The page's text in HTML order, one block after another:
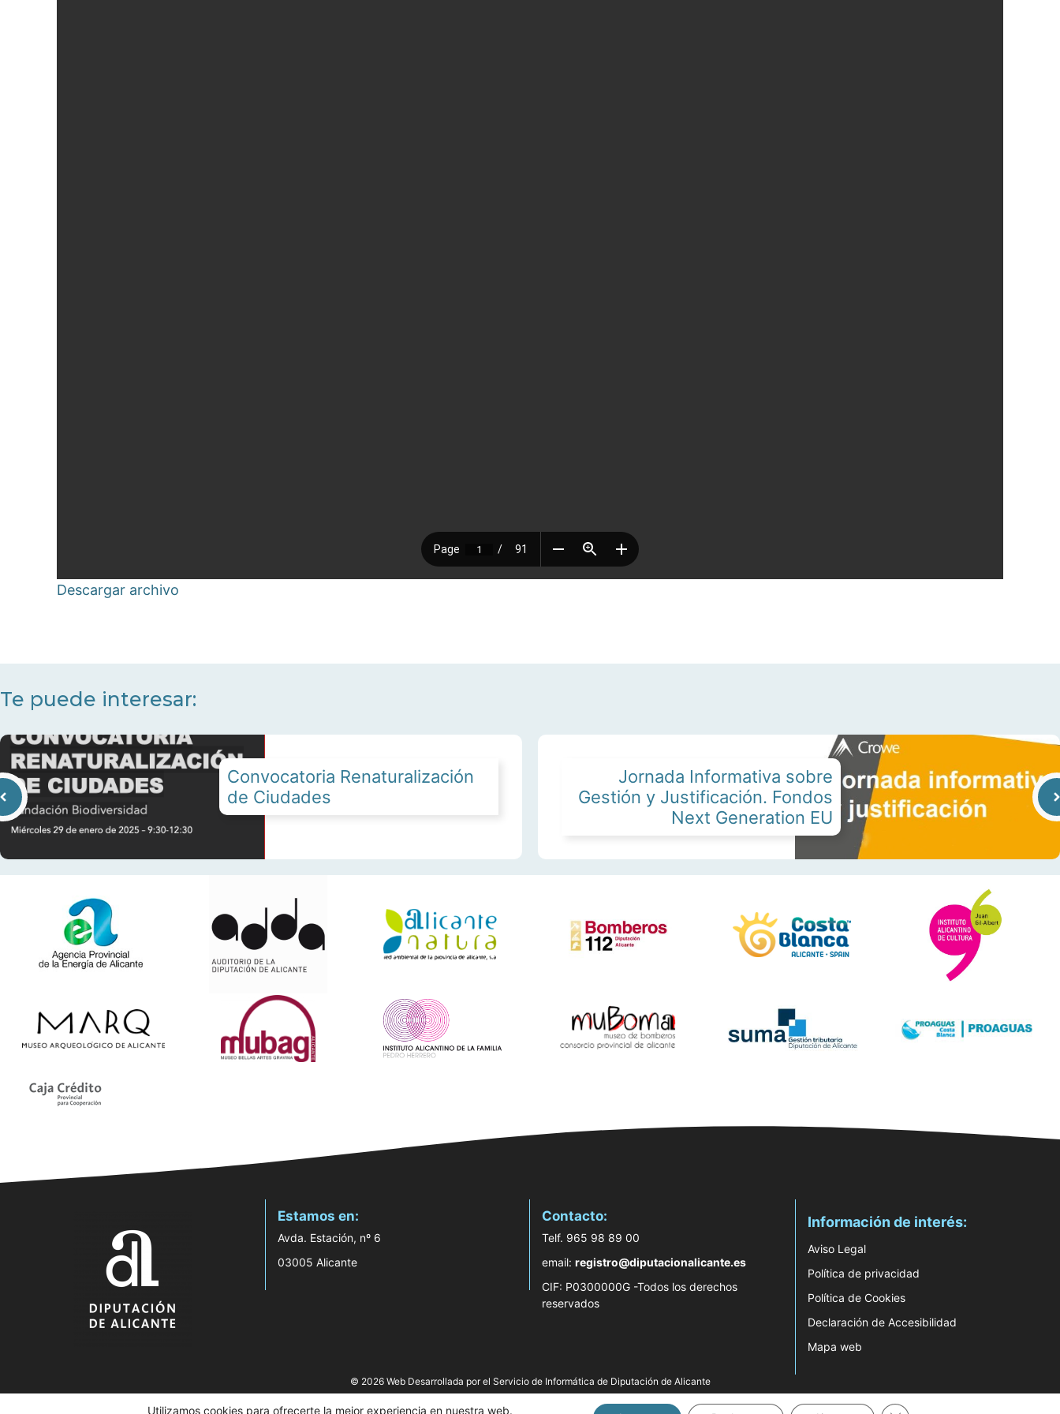
Descargar archivo
Te puede interesar:
Convocatoria Renaturalización
de Ciudades
Jornada Informativa sobre
Gestión y Justificación. Fondos
Next Generation EU
Estamos en:
Avda. Estación, nº 6
03005 Alicante
Contacto:
Telf. 965 98 89 00
email: registro@diputacionalicante.es
CIF: P0300000G -Todos los derechos
reservados
Información de interés:
Aviso Legal
Política de privacidad
Política de Cookies
Declaración de Accesibilidad
Mapa web
© 2026 Web Desarrollada por el Servicio de Informática de Diputación de Alicante
Utilizamos cookies para ofrecerte la mejor experiencia en nuestra web.